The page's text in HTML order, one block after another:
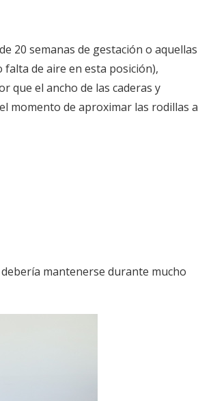
20 semanas de gestación o aquellas
de aire en esta posición),
que el ancho de las caderas y
momento de aproximar las rodillas a
mantenerse durante mucho